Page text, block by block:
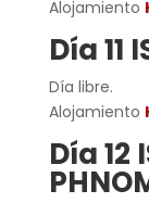
Alojamiento
Día 11
Día libre.
Alojamiento
Día 12